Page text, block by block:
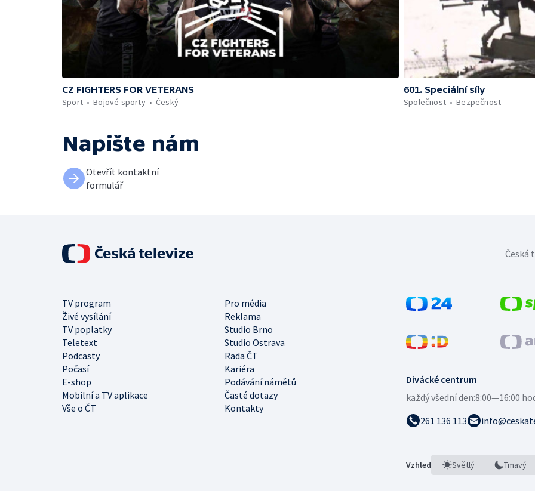
CZ FIGHTERS FOR VETERANS
Sport
Bojové sporty Český
601. Speciální síly
Společnost
Bezpečnost
Napište nám
Otevřít kontaktní
formulář
Divácké centrum
každý všední den:8:00—16:00
261 136 113
Vzhled Světlý Tmavý
TV program
Pro média
Živé vysílání
Reklama
TV poplatky
Studio Brno
Teletext
Studio Ostrava
Podcasty
Rada ČT
Počasí
Kariéra
E-shop
Podávání námětů
Mobilní a TV aplikace
Časté dotazy
Vše o ČT
Kontakty
Česká